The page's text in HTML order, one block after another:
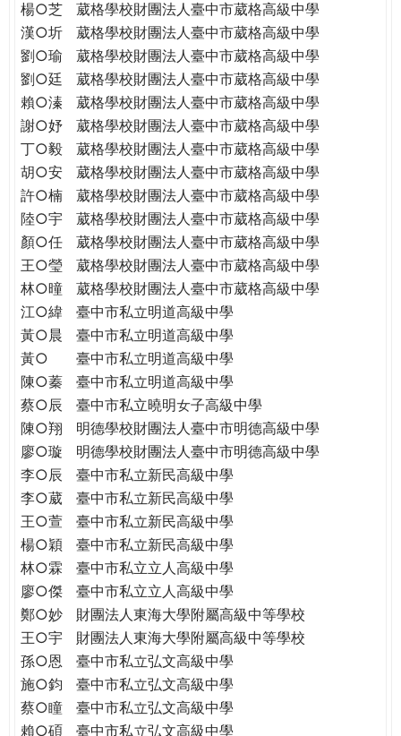
楊○芝
葳格學校財團法人臺中市葳格高級中學
漢○圻
葳格學校財團法人臺中市葳格高級中學
劉○瑜
葳格學校財團法人臺中市葳格高級中學
劉○廷
葳格學校財團法人臺中市葳格高級中學
賴○溱
葳格學校財團法人臺中市葳格高級中學
謝○妤
葳格學校財團法人臺中市葳格高級中學
丁○毅
葳格學校財團法人臺中市葳格高級中學
胡○安
葳格學校財團法人臺中市葳格高級中學
許○楠
葳格學校財團法人臺中市葳格高級中學
陸○宇
葳格學校財團法人臺中市葳格高級中學
顏○任
葳格學校財團法人臺中市葳格高級中學
王○瑩
葳格學校財團法人臺中市葳格高級中學
林○曈
葳格學校財團法人臺中市葳格高級中學
江○緯
臺中市私立明道高級中學
黃○晨
臺中市私立明道高級中學
黃○
臺中市私立明道高級中學
陳○蓁
臺中市私立明道高級中學
蔡○辰
臺中市私立曉明女子高級中學
陳○翔
明德學校財團法人臺中市明德高級中學
廖○璇
明德學校財團法人臺中市明德高級中學
李○辰
臺中市私立新民高級中學
李○葳
臺中市私立新民高級中學
王○萱
臺中市私立新民高級中學
楊○穎
臺中市私立新民高級中學
林○霖
臺中市私立立人高級中學
廖○傑
臺中市私立立人高級中學
鄭○妙
財團法人東海大學附屬高級中等學校
王○宇
財團法人東海大學附屬高級中等學校
孫○恩
臺中市私立弘文高級中學
施○鈞
臺中市私立弘文高級中學
蔡○瞳
臺中市私立弘文高級中學
賴○碩
臺中市私立弘文高級中學